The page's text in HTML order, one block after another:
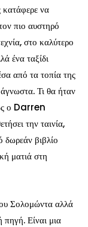
κατάφερε να
πιο αυστηρό
στο καλύτερο
ένα ταξίδι
από τα τοπία της
Τι θα ήταν
ο Darren
την ταινία,
δωρεάν βιβλίο
ματιά στη
Σολομώντα αλλά
πηγή. Είναι μια